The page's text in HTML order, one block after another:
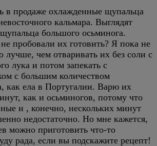
в продаже охлажденные щупальца
кальмара. Выглядят
большого осьминога.
пробовали их готовить? Я пока не
лучше, чем отваривать их без соли с
лука и потом запекать с
с большим количеством
как ела в Португалии. Варю их
как и осьминогов, потому что
и , конечно, нескольких минут
недостаточно. Но мне кажется,
можно приготовить что-то
рада, если вы подскажите рецепт!